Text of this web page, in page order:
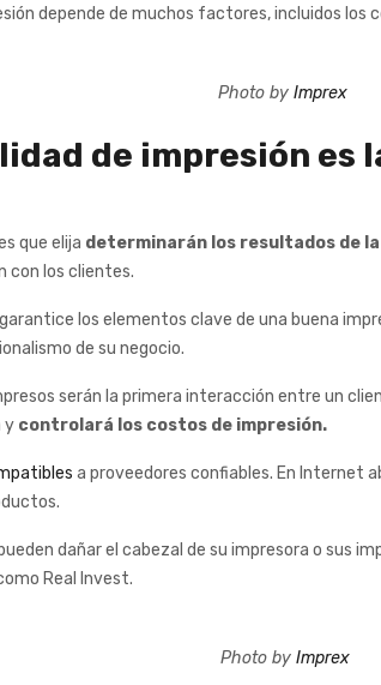
depende de muchos factores, incluidos los
Photo by Imprex
de impresión es
que elija determinarán los resultados de
con los clientes.
los elementos clave de una buena
de su negocio.
serán la primera interacción entre un
y controlará los costos de impresión.
a proveedores confiables. En Internet
dañar el cabezal de su impresora o sus
Real Invest.
Photo by Imprex